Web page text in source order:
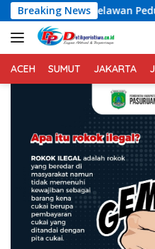
Langsung
ke
konten
Breaking News
Rakyat Lintas Batas
ACEH SUMUT JAKARTA